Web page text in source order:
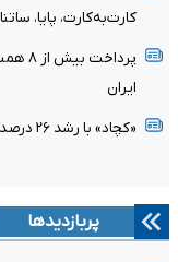
کارت‌به‌کارت، پایا،
ایران
«کچاد» با رشد ۲۶ درصدی درآمد، جایگاه خود را تثبیت کرد
پربازدیدها